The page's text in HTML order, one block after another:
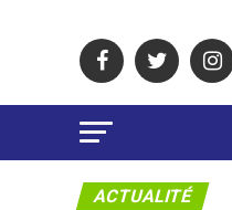
ACTUALITÉ